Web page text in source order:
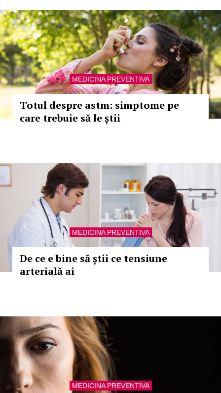
MEDICINA PREVENTIVA
Totul despre astm: simptome pe
care trebuie să le știi
MEDICINA PREVENTIVA
De ce e bine să știi ce tensiune
arterială ai
MEDICINA PREVENTIVA